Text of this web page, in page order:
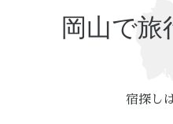
岡山で旅
宿探し